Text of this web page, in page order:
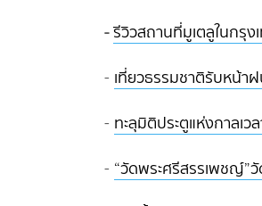
-รีวิวสถานที่มูเตลูในกรุ
- เที่ยวธรรมชาติรับหน้
- ทะลุมิติประตูแห่งกาลเ
- “วัดพระศรีสรรเพชญ์”